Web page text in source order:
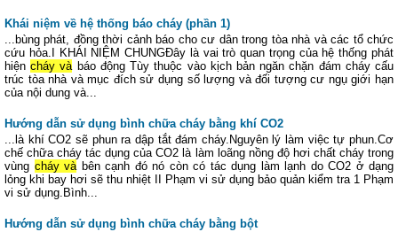
Khái niệm về hệ thống báo cháy (phần 1)
...bùng phát, đồng thời cảnh báo cho cư dân trong tòa nhà và các tổ chức
cứu hỏa.I KHÁI NIỆM CHUNGĐây là vai trò quan trọng của hệ thống phát
hiệncháy vàbáo động Tùy thuộc vào kịch bản ngăn chặn đám cháy cấu
trúc tòa nhà và mục đích sử dụng số lượng và đối tượng cư ngụ giới hạn
của nội dung và...
Hướng dẫn sử dụng bình chữa cháy bằng khí CO2
...là khí CO2 sẽ phun ra dập tắt đám cháy.Nguyên lý làm việc tự phun.Cơ
chế chữa cháy tác dụng của CO2 là làm loãng nồng độ hơi chất cháy trong
vùng cháy vàbên cạnh đó nó còn có tác dụng làm lạnh do CO2 ở dạng
lỏng khi bay hơi sẽ thu nhiệt II Phạm vi sử dụng bảo quản kiểm tra 1 Phạm
vi sử dụng.Bình...
Hướng dẫn sử dụng bình chữa cháy bằng bột